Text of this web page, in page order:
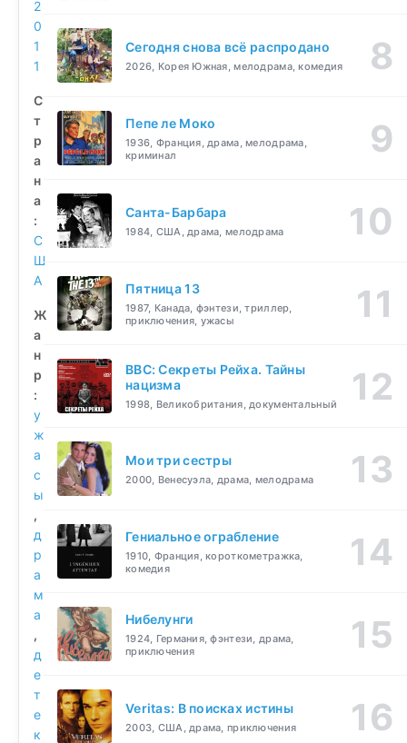
2
0
1
1
С
т
р
а
н
а
:
С
Ш
А
Ж
а
н
р
:
у
ж
а
с
ы
,
д
р
а
м
а
,
д
е
т
е
к
Сегодня снова всё распродано
2026, Корея Южная, мелодрама, комедия
Пепе ле Моко
1936, Франция, драма, мелодрама,
криминал
Санта-Барбара
1984, США, драма, мелодрама
Пятница 13
1987, Канада, фэнтези, триллер,
приключения, ужасы
BBC: Секреты Рейха. Тайны
нацизма
1998, Великобритания, документальный
Мои три сестры
2000, Венесуэла, драма, мелодрама
Гениальное ограбление
1910, Франция, короткометражка,
комедия
Нибелунги
1924, Германия, фэнтези, драма,
приключения
Veritas: В поисках истины
2003, США, драма, приключения